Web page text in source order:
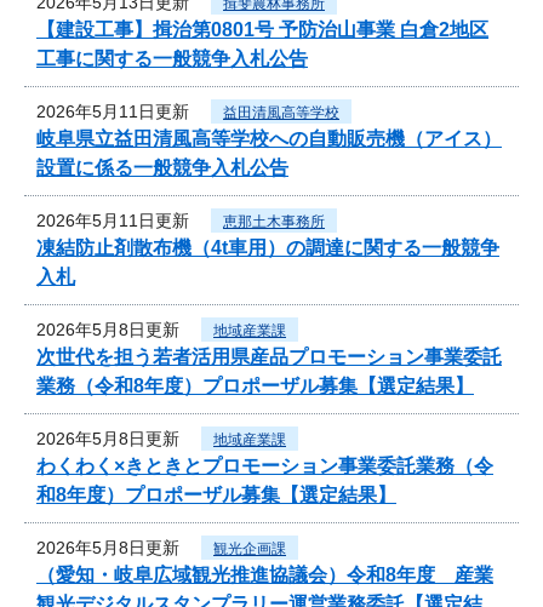
揖斐農林事務所
【建設工事】揖治第0801号 予防治山事業 白倉2地区
工事に関する一般競争入札公告
2026年5月11日更新 益田清風高等学校
岐阜県立益田清風高等学校への自動販売機（アイス）
設置に係る一般競争入札公告
2026年5月11日更新 恵那土木事務所
凍結防止剤散布機（4t車用）の調達に関する一般競争
入札
2026年5月8日更新 地域産業課
次世代を担う若者活用県産品プロモーション事業委託
業務（令和8年度）プロポーザル募集【選定結果】
2026年5月8日更新 地域産業課
わくわく×きときとプロモーション事業委託業務（令
和8年度）プロポーザル募集【選定結果】
2026年5月8日更新 観光企画課
（愛知・岐阜広域観光推進協議会）令和8年度 産業